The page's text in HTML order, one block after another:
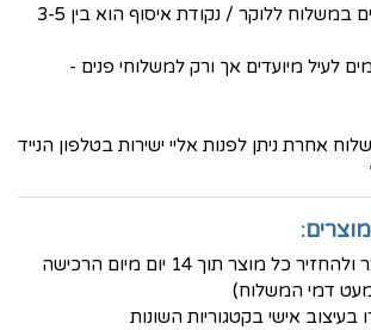
זמן אספקת המוצרים במשלוח ללוקר / נקודת איסוף הוא בין 3-5
לעיל מיועדים אך ורק למשלוחי פנים -
אחרת ניתן לפנות אליי ישירות בטלפון הנייד
ניתן להחליף כל מוצר ולהחזיר כל מוצר תוך 14 יום מיום הרכישה
דמי המשלוח)
בעיצוב אישי בקטגוריות השונות